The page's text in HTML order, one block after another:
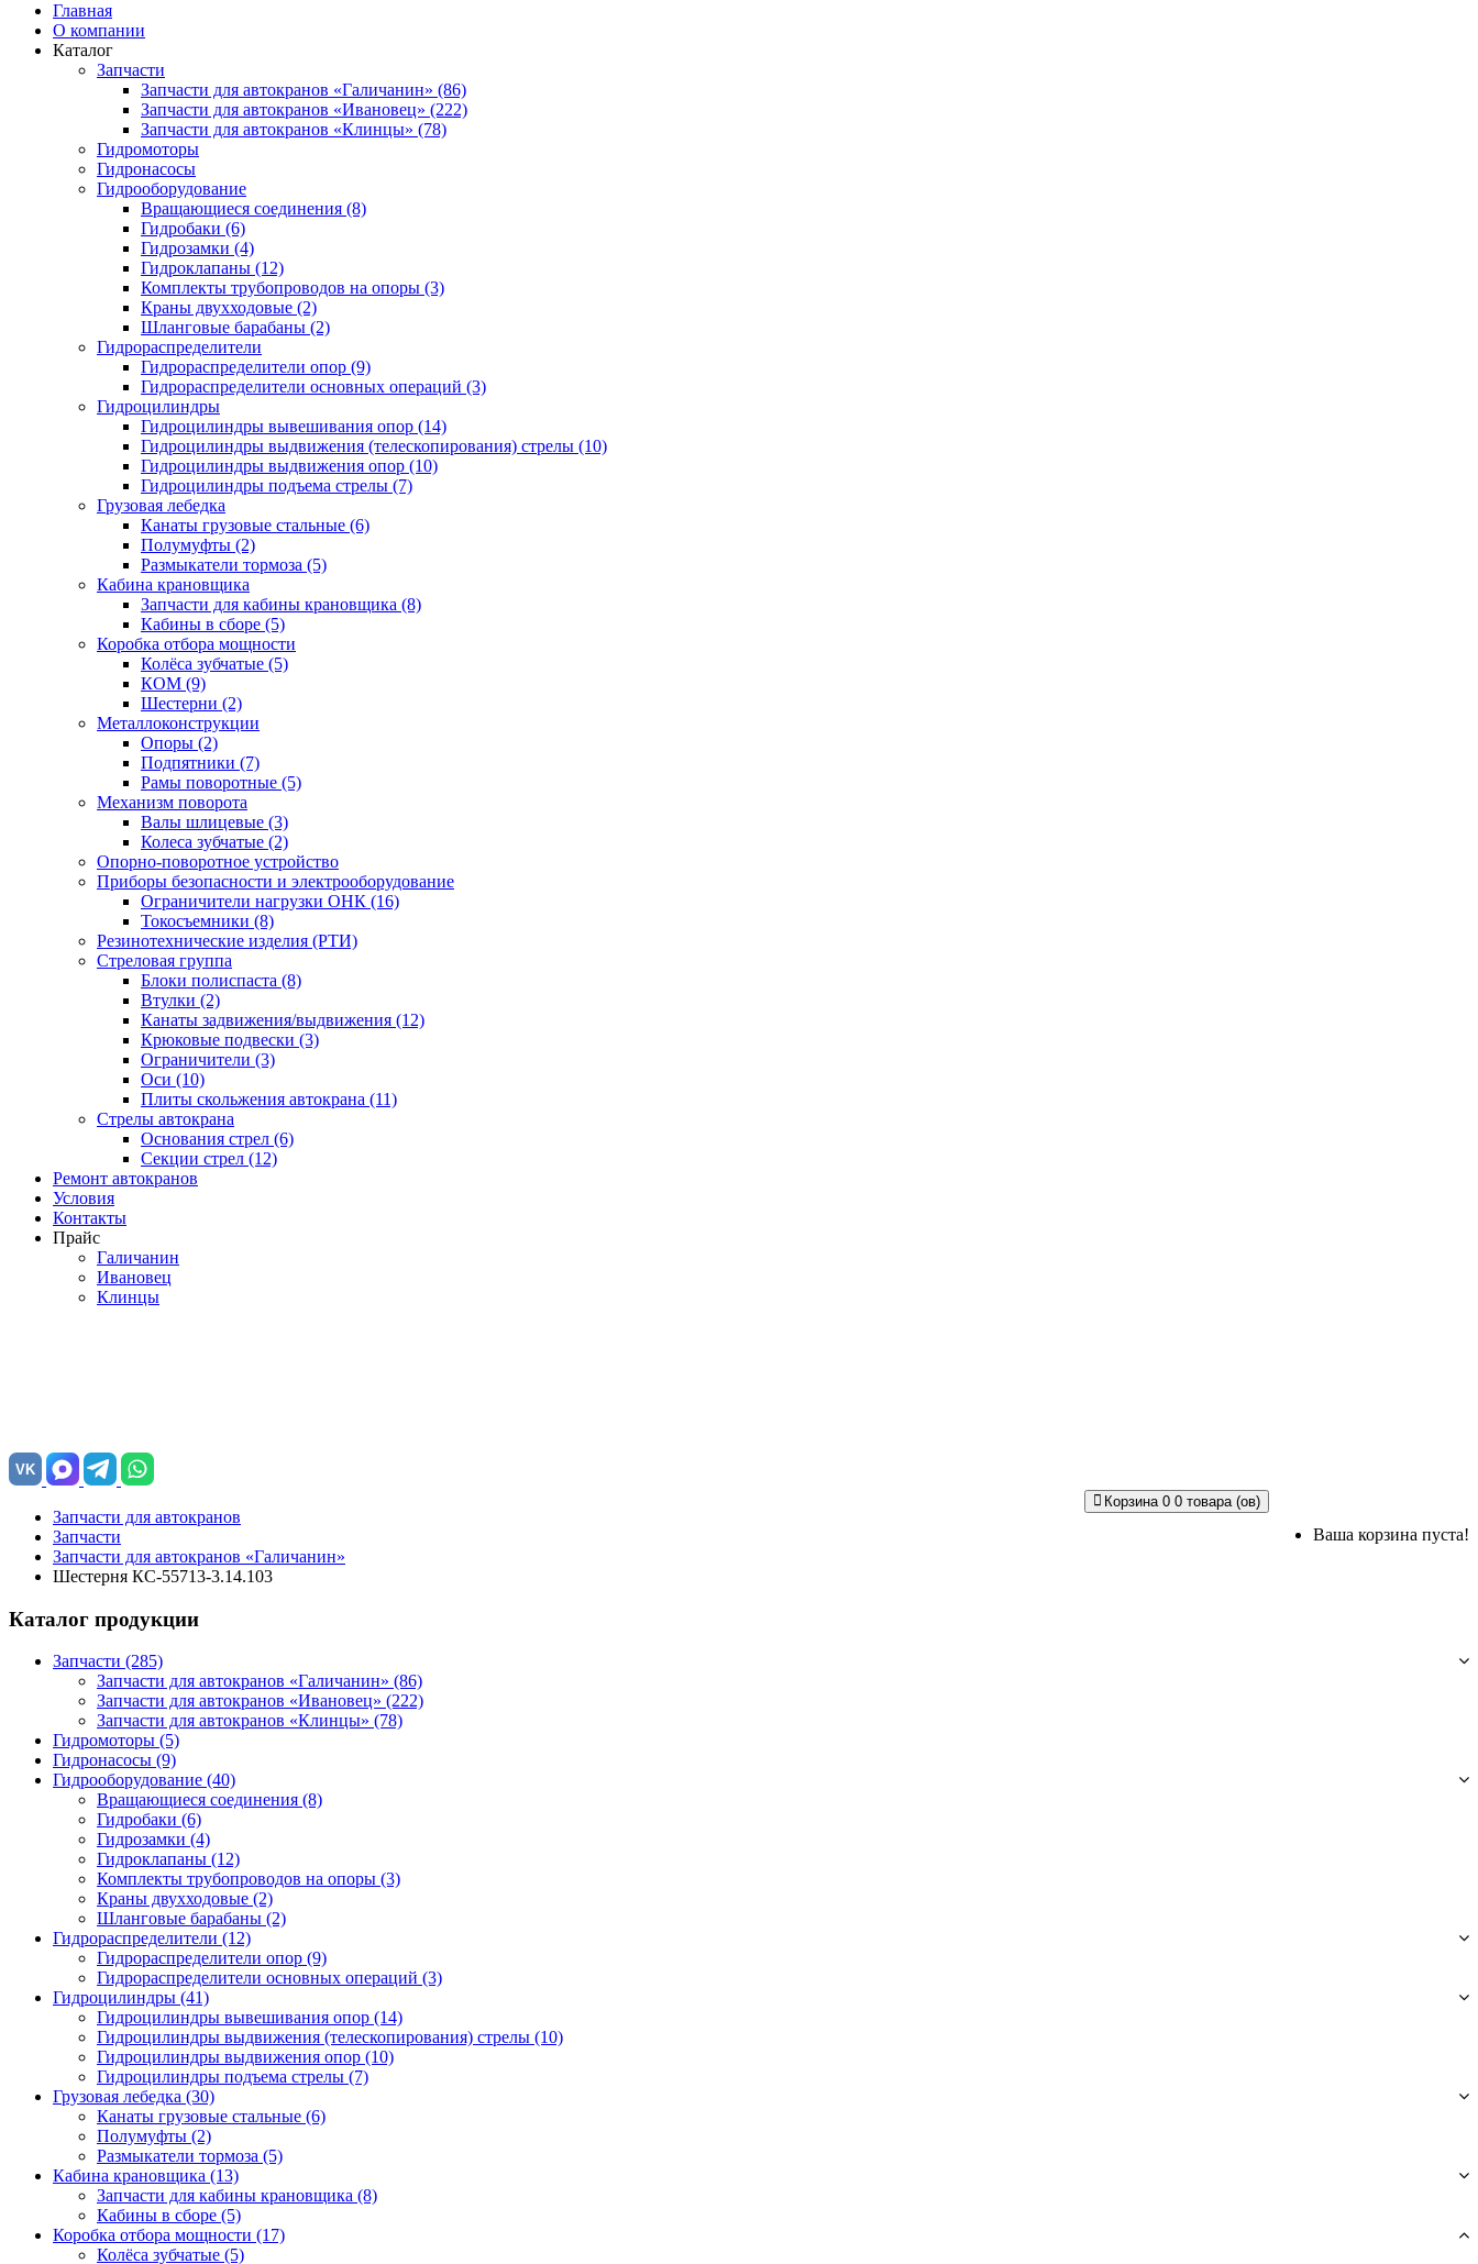
Главная
О компании
Каталог
Запчасти
Запчасти для автокранов «Галичанин» (86)
Запчасти для автокранов «Ивановец» (222)
Запчасти для автокранов «Клинцы» (78)
Гидромоторы
Гидронасосы
Гидрооборудование
Вращающиеся соединения (8)
Гидробаки (6)
Гидрозамки (4)
Гидроклапаны (12)
Комплекты трубопроводов на опоры (3)
Краны двухходовые (2)
Шланговые барабаны (2)
Гидрораспределители
Гидрораспределители опор (9)
Гидрораспределители основных операций (3)
Гидроцилиндры
Гидроцилиндры вывешивания опор (14)
Гидроцилиндры выдвижения (телескопирования) стрелы (10)
Гидроцилиндры выдвижения опор (10)
Гидроцилиндры подъема стрелы (7)
Грузовая лебедка
Канаты грузовые стальные (6)
Полумуфты (2)
Размыкатели тормоза (5)
Кабина крановщика
Запчасти для кабины крановщика (8)
Кабины в сборе (5)
Коробка отбора мощности
Колёса зубчатые (5)
КОМ (9)
Шестерни (2)
Металлоконструкции
Опоры (2)
Подпятники (7)
Рамы поворотные (5)
Механизм поворота
Валы шлицевые (3)
Колеса зубчатые (2)
Опорно-поворотное устройство
Приборы безопасности и электрооборудование
Ограничители нагрузки ОНК (16)
Токосъемники (8)
Резинотехнические изделия (РТИ)
Стреловая группа
Блоки полиспаста (8)
Втулки (2)
Канаты задвижения/выдвижения (12)
Крюковые подвески (3)
Ограничители (3)
Оси (10)
Плиты скольжения автокрана (11)
Стрелы автокрана
Основания стрел (6)
Секции стрел (12)
Ремонт автокранов
Условия
Контакты
Прайс
Галичанин
Ивановец
Клинцы
VK
Корзина 0 0 товара (ов)
Ваша корзина пуста!
Запчасти для автокранов
Запчасти
Запчасти для автокранов «Галичанин»
Шестерня КС-55713-3.14.103
Каталог продукции
Запчасти (285)
Запчасти для автокранов «Галичанин» (86)
Запчасти для автокранов «Ивановец» (222)
Запчасти для автокранов «Клинцы» (78)
Гидромоторы (5)
Гидронасосы (9)
Гидрооборудование (40)
Вращающиеся соединения (8)
Гидробаки (6)
Гидрозамки (4)
Гидроклапаны (12)
Комплекты трубопроводов на опоры (3)
Краны двухходовые (2)
Шланговые барабаны (2)
Гидрораспределители (12)
Гидрораспределители опор (9)
Гидрораспределители основных операций (3)
Гидроцилиндры (41)
Гидроцилиндры вывешивания опор (14)
Гидроцилиндры выдвижения (телескопирования) стрелы (10)
Гидроцилиндры выдвижения опор (10)
Гидроцилиндры подъема стрелы (7)
Грузовая лебедка (30)
Канаты грузовые стальные (6)
Полумуфты (2)
Размыкатели тормоза (5)
Кабина крановщика (13)
Запчасти для кабины крановщика (8)
Кабины в сборе (5)
Коробка отбора мощности (17)
Колёса зубчатые (5)